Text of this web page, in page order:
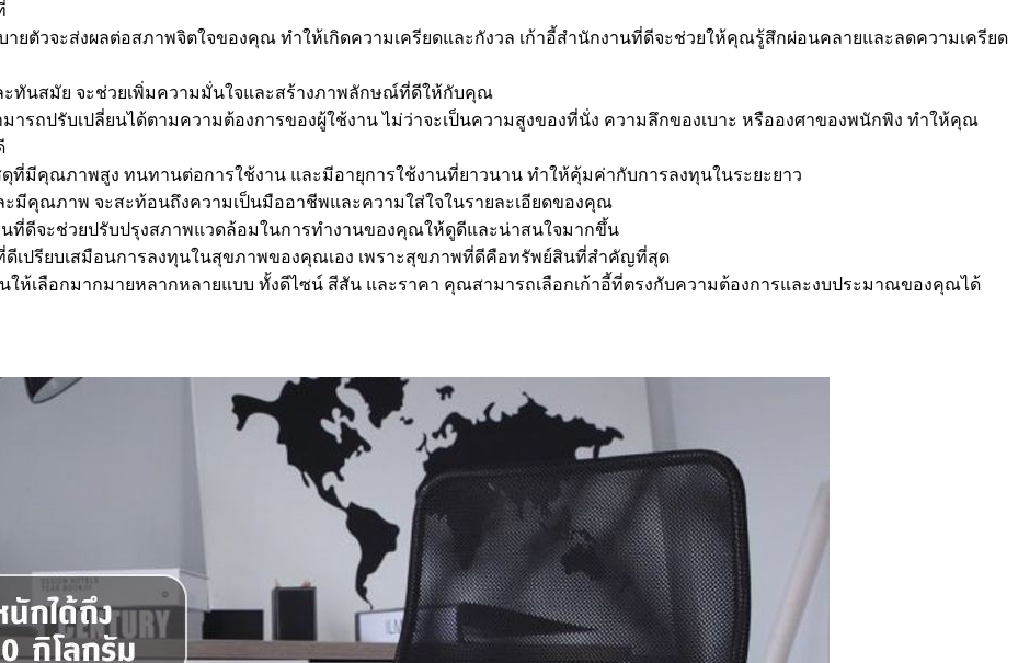
ยตัวจะส่งผลต่อสภาพจิตใจของคุณ ทำให้เกิดความเครียดและกังวล เก้าอี้สำนักงานที่ดีจะช่วยให้คุณรู้สึกผ่อนคลายและลดความเครียด
ะทันสมัย จะช่วยเพิ่มความมั่นใจและสร้างภาพลักษณ์ที่ดีให้กับคุณ
ารถปรับเปลี่ยนได้ตามความต้องการของผู้ใช้งาน ไม่ว่าจะเป็นความสูงของที่นั่ง ความลึกของเบาะ หรือองศาของพนักพิง ทำให้คุณ
ที่มีคุณภาพสูง ทนทานต่อการใช้งาน และมีอายุการใช้งานที่ยาวนาน ทำให้คุ้มค่ากับการลงทุนในระยะยาว
ะมีคุณภาพ จะสะท้อนถึงความเป็นมืออาชีพและความใส่ใจในรายละเอียดของคุณ
นที่ดีจะช่วยปรับปรุงสภาพแวดล้อมในการทำงานของคุณให้ดูดีและน่าสนใจมากขึ้น
ดีเปรียบเสมือนการลงทุนในสุขภาพของคุณเอง เพราะสุขภาพที่ดีคือทรัพย์สินที่สำคัญที่สุด
ให้เลือกมากมายหลากหลายแบบ ทั้งดีไซน์ สีสัน และราคา คุณสามารถเลือกเก้าอี้ที่ตรงกับความต้องการและงบประมาณของคุณได้